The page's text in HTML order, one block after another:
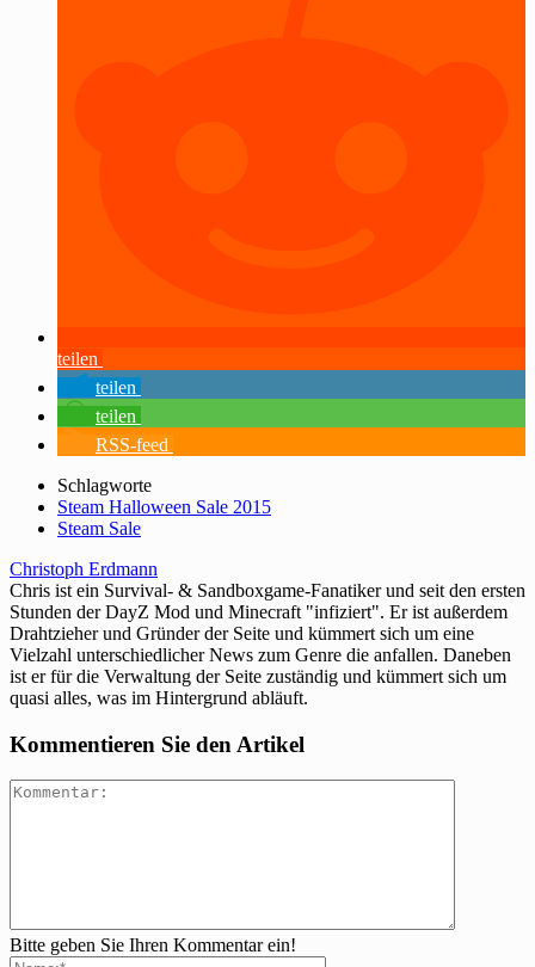
teilen
teilen
teilen
RSS-feed
Schlagworte
Steam Halloween Sale 2015
Steam Sale
Christoph Erdmann
Chris ist ein Survival- & Sandboxgame-Fanatiker und seit den ersten
Stunden der DayZ Mod und Minecraft "infiziert". Er ist außerdem
Drahtzieher und Gründer der Seite und kümmert sich um eine
Vielzahl unterschiedlicher News zum Genre die anfallen. Daneben
ist er für die Verwaltung der Seite zuständig und kümmert sich um
quasi alles, was im Hintergrund abläuft.
Kommentieren Sie den Artikel
Bitte geben Sie Ihren Kommentar ein!